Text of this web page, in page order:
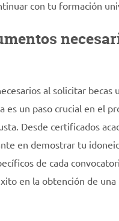
con tu formación
al solicitar becas
un paso crucial en el
Desde certificados
en demostrar tu
de cada
en la obtención de